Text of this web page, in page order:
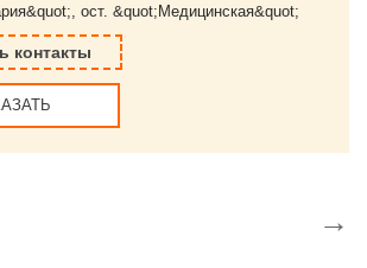
ост. &quot;Медицинская&quot;
контакты
→